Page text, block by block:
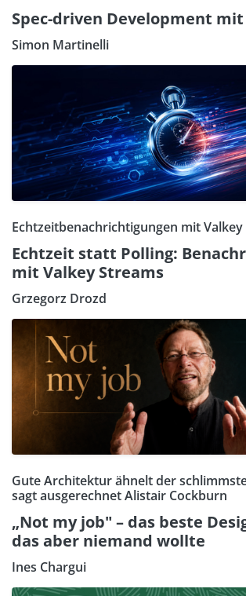
Spec-driven Development
Simon Martinelli
Echtzeitbenachrichtigungen mit Valkey
Echtzeit statt Polling:
mit Valkey Streams
Grzegorz Drozd
Gute Architektur ähnelt der
sagt ausgerechnet Alistair Cockburn
„Not my job" – das beste
das aber niemand wollte
Ines Chargui